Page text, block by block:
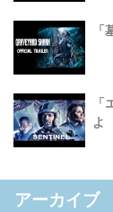
よ
アーカイブ